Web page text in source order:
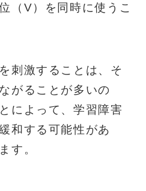
（V）を同時に使うこ
刺激することは、そ
がることが多いの
によって、学習障害
和する可能性があ
す。